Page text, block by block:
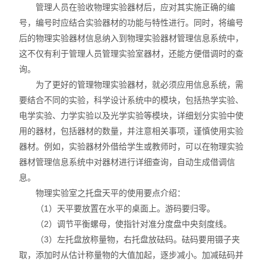
标准品
化工原料
管理人员在验收物理实验器材后，应对其实施正确的编
号，编号时应结合实验器材的功能与特性进行。同时，将编号
后的物理实验器材信息纳入到物理实验器材管理信息系统中，
这不仅有利于管理人员管理实验室器材，还能方便借调时的查
询。
为了更好的管理物理实验器材，就必须应用信息系统，需
要结合不同的实验，科学设计系统中的模块，包括热学实验、
电学实验、力学实验以及光学实验等模块，详细划分实验中使
用的器材，包括器材的数量，并注意相关事项，谨慎使用实验
器材。例如，实验器材外借给学生或教师时，可以在物理实验
器材管理信息系统中对器材进行详细查询，自动生成借调信
息。
物理实验室之托盘天平的使用要点介绍：
（1）天平要放置在水平的桌面上。游码要归零。
（2）调节平衡螺母，使指针对准分度盘中央刻度线。
（3）左托盘放称量物，右托盘放砝码。砝码要用镊子夹
取，添加时从估计称量物的大值加起，逐步减小。加减砝码并